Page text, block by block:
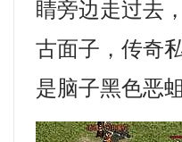
睛旁边走过去
古面子，传奇
是脑子黑色恶蛆